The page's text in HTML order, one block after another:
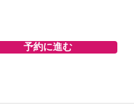
予約に進む